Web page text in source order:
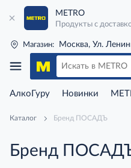
METRO
Продукты с
Магазин: Москва, Ул.
АлкоГуру Новинки
Каталог Бренд ПОСАДЪ
Бренд